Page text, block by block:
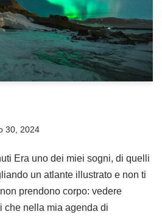
30, 2024
Era uno dei miei sogni, di quelli
un atlante illustrato e non ti
prendono corpo: vedere
che nella mia agenda di